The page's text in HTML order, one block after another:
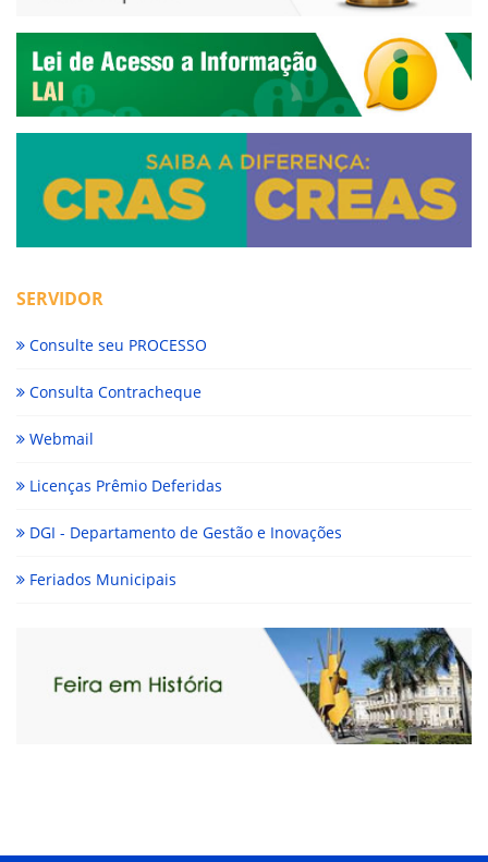
SERVIDOR
Consulte seu PROCESSO
Consulta Contracheque
Webmail
Licenças Prêmio Deferidas
DGI - Departamento de Gestão e Inovações
Feriados Municipais